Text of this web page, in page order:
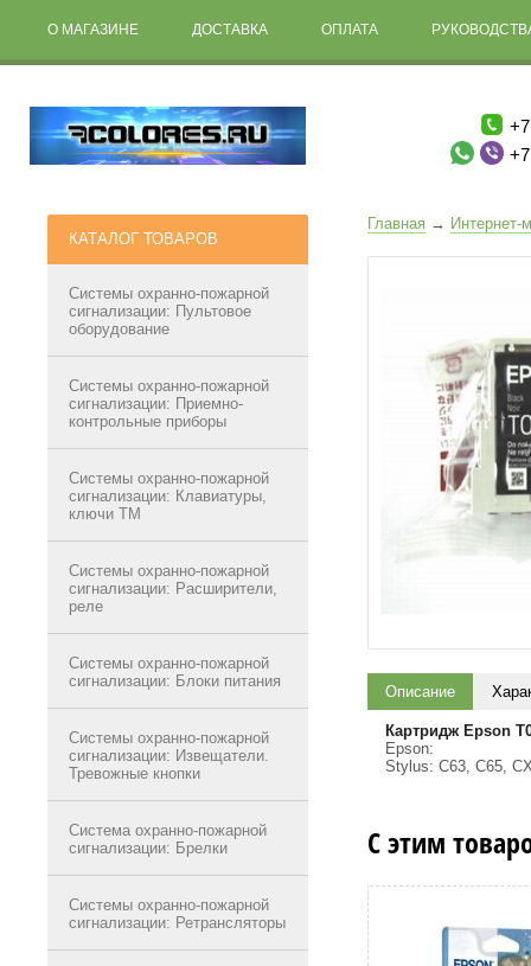
О МАГАЗИНЕ ДОСТАВКА ОПЛАТА
КАТАЛОГ ТОВАРОВ
Системы охранно-пожарной
сигнализации: Пультовое
оборудование
Системы охранно-пожарной
сигнализации: Приемно-
контрольные приборы
Системы охранно-пожарной
сигнализации: Клавиатуры,
ключи ТМ
Системы охранно-пожарной
сигнализации: Расширители,
реле
Системы охранно-пожарной
сигнализации: Блоки питания
Системы охранно-пожарной
сигнализации: Извещатели.
Тревожные кнопки
Система охранно-пожарной
сигнализации: Брелки
Системы охранно-пожарной
сигнализации: Ретрансляторы
Главная → Интернет-
Описание
Картридж Epson
Epson:
Stylus: C63, C65,
С этим